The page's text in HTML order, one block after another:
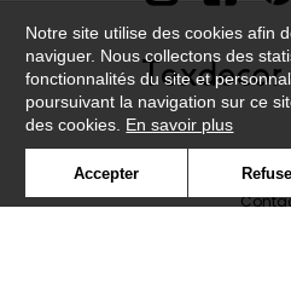
Notre site utilise des cookies afin
naviguer. Nous collectons des
fonctionnalités du site et
poursuivant la navigation sur ce
des cookies. En savoir plus
Accepter